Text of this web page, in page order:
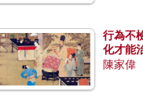
行為不
化才能
陳家偉